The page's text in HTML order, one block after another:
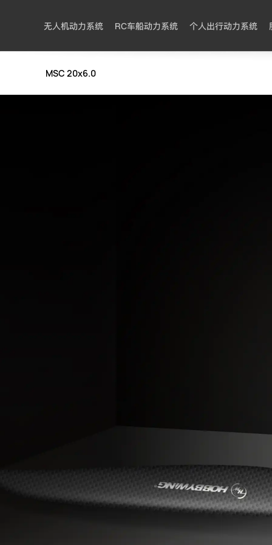
无人机动力系统 RC车船动力系统 个人出行动力系统
MSC 20x6.0